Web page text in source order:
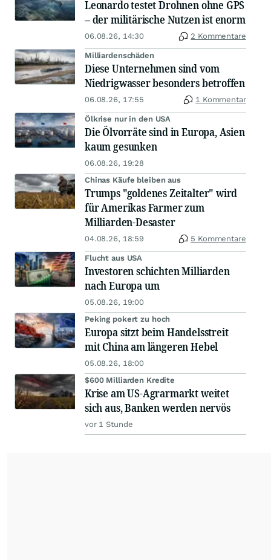
Leonardo testet Drohnen ohne GPS
– der militärische Nutzen ist enorm
06.08.26, 14:30 2 Kommentare
Milliardenschäden
Diese Unternehmen sind vom
Niedrigwasser besonders betroffen
06.08.26, 17:55 1 Kommentar
Ölkrise nur in den USA
Die Ölvorräte sind in Europa, Asien
kaum gesunken
06.08.26, 19:28
Chinas Käufe bleiben aus
Trumps "goldenes Zeitalter" wird
für Amerikas Farmer zum
Milliarden-Desaster
04.08.26, 18:59 5 Kommentare
Flucht aus USA
Investoren schichten Milliarden
nach Europa um
05.08.26, 19:00
Peking pokert zu hoch
Europa sitzt beim Handelsstreit
mit China am längeren Hebel
05.08.26, 18:00
$600 Milliarden Kredite
Krise am US-Agrarmarkt weitet
sich aus, Banken werden nervös
vor 1 Stunde